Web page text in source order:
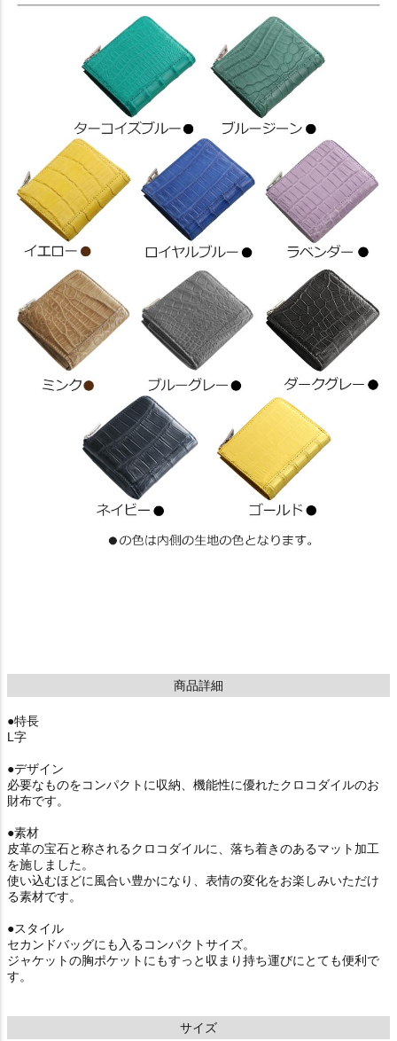
商品詳細
●特長
L字
●デザイン
必要なものをコンパクトに収納、機能性に優れたクロコダイルのお
財布です。
●素材
皮革の宝石と称されるクロコダイルに、落ち着きのあるマット加工
を施しました。
使い込むほどに風合い豊かになり、表情の変化をお楽しみいただけ
る素材です。
●スタイル
セカンドバッグにも入るコンパクトサイズ。
ジャケットの胸ポケットにもすっと収まり持ち運びにとても便利で
す。
サイズ